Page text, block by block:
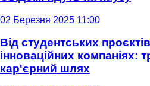
02 Березня 2025 11:00
Від студентських
інноваційних компаніях:
кар'єрний шлях